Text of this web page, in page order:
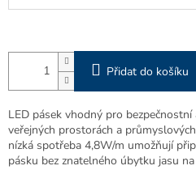
Přidat do košíku
LED pásek vhodný pro bezpečnostní
veřejných prostorách a
nízká spotřeba 4,8W/m umožňují
pásku bez znatelného úbytku jasu